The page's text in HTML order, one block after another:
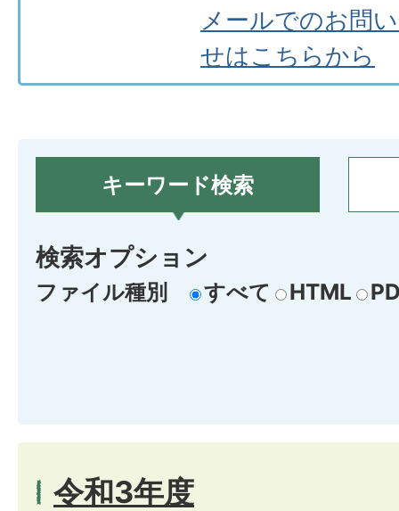
メールでのお問
せはこちらから
キーワード検索
検索オプション
ファイル種別 すべて HTML
令和3年度